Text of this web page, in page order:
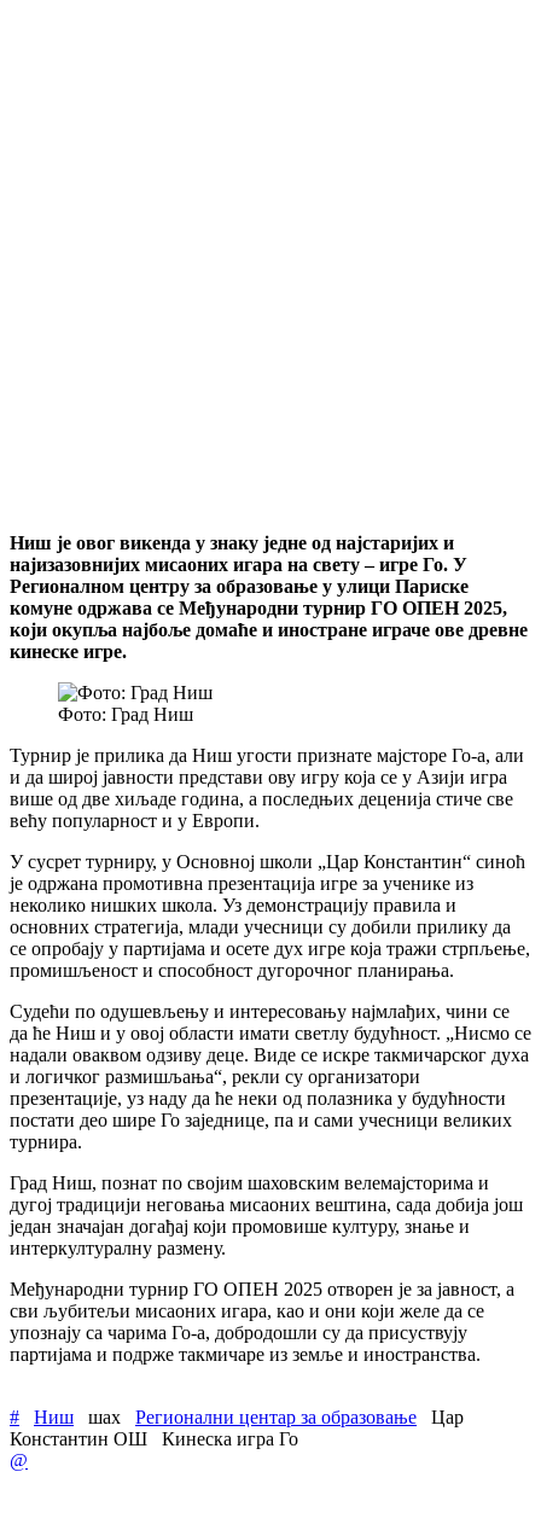
Ниш је овог викенда у знаку једне од најстаријих и
најизазовнијих мисаоних игара на свету – игре Го. У
Регионалном центру за образовање у улици Париске
комуне одржава се Међународни турнир ГО ОПЕН 2025,
који окупља најбоље домаће и иностране играче ове древне
кинеске игре.
Фото: Град Ниш
Турнир је прилика да Ниш угости признате мајсторе Го-а, али
и да широј јавности представи ову игру која се у Азији игра
више од две хиљаде година, а последњих деценија стиче све
већу популарност и у Европи.
У сусрет турниру, у Основној школи „Цар Константин“ синоћ
је одржана промотивна презентација игре за ученике из
неколико нишких школа. Уз демонстрацију правила и
основних стратегија, млади учесници су добили прилику да
се опробају у партијама и осете дух игре која тражи стрпљење,
промишљеност и способност дугорочног планирања.
Судећи по одушевљењу и интересовању најмлађих, чини се
да ће Ниш и у овој области имати светлу будућност. „Нисмо се
надали оваквом одзиву деце. Виде се искре такмичарског духа
и логичког размишљања“, рекли су организатори
презентације, уз наду да ће неки од полазника у будућности
постати део шире Го заједнице, па и сами учесници великих
турнира.
Град Ниш, познат по својим шаховским велемајсторима и
дугој традицији неговања мисаоних вештина, сада добија још
један значајан догађај који промовише културу, знање и
интеркултуралну размену.
Међународни турнир ГО ОПЕН 2025 отворен је за јавност, а
сви љубитељи мисаоних игара, као и они који желе да се
упознају са чарима Го-а, добродошли су да присуствују
партијама и подрже такмичаре из земље и иностранства.
# Ниш шах Регионални центар за образовање
Цар
Константин ОШ
Кинеска игра Го
@